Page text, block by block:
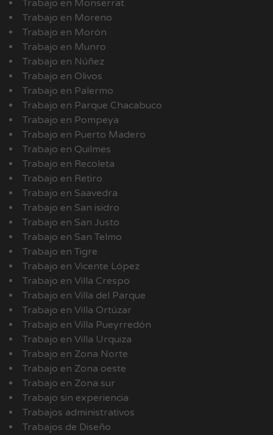
Trabajo en Monserrat
Trabajo en Moreno
Trabajo en Morón
Trabajo en Munro
Trabajo en Núñez
Trabajo en Olivos
Trabajo en Palermo
Trabajo en Parque Chacabuco
Trabajo en Pompeya
Trabajo en Puerto Madero
Trabajo en Quilmes
Trabajo en Recoleta
Trabajo en Retiro
Trabajo en Saavedra
Trabajo en San isidro
Trabajo en San Justo
Trabajo en San Telmo
Trabajo en Tigre
Trabajo en Vicente López
Trabajo en Villa Crespo
Trabajo en Villa del Parque
Trabajo en Villa Ortúzar
Trabajo en Villa Pueyrredón
Trabajo en Villa Urquiza
Trabajo en Zona Norte
Trabajo en Zona oeste
Trabajo en Zona sur
Trabajo sin experiencia
Trabajos administrativos
Trabajos de Diseño